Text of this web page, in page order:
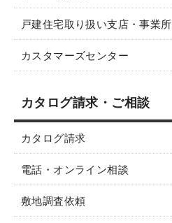
戸建住宅取り扱い支店・事業所
カスタマーズセンター
カタログ請求・ご相談
カタログ請求
電話・オンライン相談
敷地調査依頼